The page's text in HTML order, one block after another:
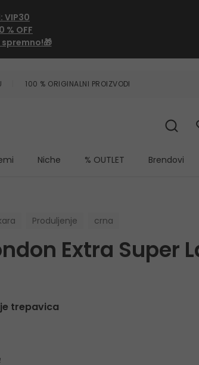
VIP30
% OFF
100 % ORIGINALNI PROIZVODI
Niche % OUTLET Brendovi
Produljenje crna
Extra Super
trepavica